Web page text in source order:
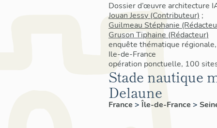
Dossier d’œuvre architecture
Jouan Jessy (Contributeur) ;
Guilmeau Stéphanie
Gruson Tiphaine (Rédacteur)
enquête thématique
Ile-de-France
opération ponctuelle, 100
Stade nautique
Delaune
France > Île-de-France >